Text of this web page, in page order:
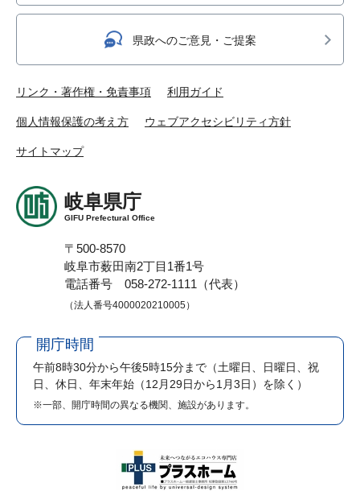
県政へのご意見・ご提案
リンク・著作権・免責事項 利用ガイド
個人情報保護の考え方 ウェブアクセシビリティ方針
サイトマップ
岐阜県庁
GIFU Prefectural Office
〒500-8570
岐阜市薮田南2丁目1番1号
電話番号 058-272-1111（代表）
（法人番号4000020210005）
開庁時間
午前8時30分から午後5時15分まで （土曜日、日曜日、祝
日、休日、年末年始（12月29日から1月3日）を除く）
※一部、開庁時間の異なる機関、施設があります。